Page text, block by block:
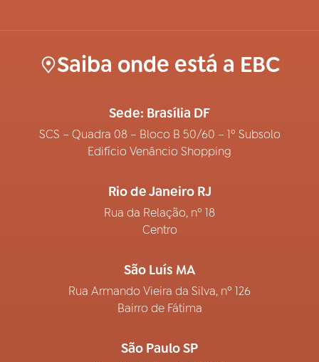
Saiba onde está a EBC
Sede: Brasília DF
SCS – Quadra 08 – Bloco B 50/60 – 1º Subsolo
Edifício Venâncio Shopping
Rio de Janeiro RJ
Rua da Relação, nº 18
Centro
São Luís MA
Rua Armando Vieira da Silva, nº 126
Bairro de Fátima
São Paulo SP